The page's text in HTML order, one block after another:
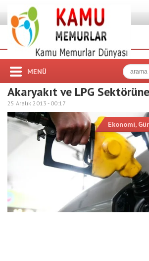
MENÜ
Akaryakıt ve LPG
25 Aralık 2013 - 00:17
Ekonomi,